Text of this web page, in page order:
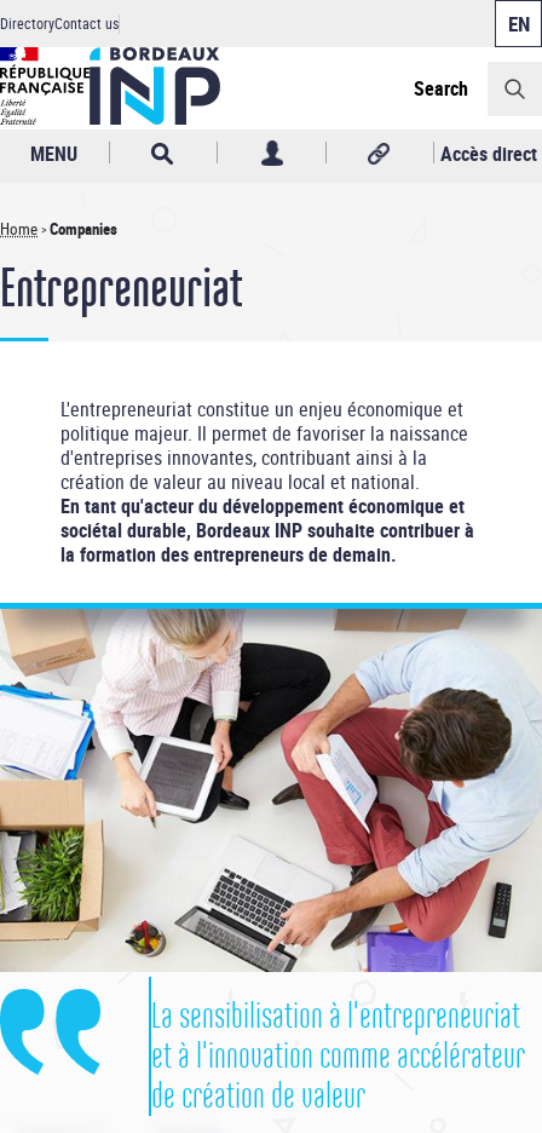
to
main
content
Header
DirectoryContact us
Search
MENU Accès direct
Breadcrumb
Home Companies
Entrepreneuriat
L'entrepreneuriat constitue un enjeu économique et
politique majeur. Il permet de favoriser la naissance
d'entreprises innovantes, contribuant ainsi à la
création de valeur au niveau local et national.
En tant qu'acteur du développement économique et
sociétal durable, Bordeaux INP souhaite contribuer à
la formation des entrepreneurs de demain.
La sensibilisation à l'entrepreneuriat
et à l'innovation comme accélérateur
de création de valeur
Cookies management panel